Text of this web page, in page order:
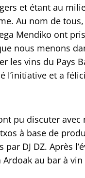
et étant au
Au nom de
Mendiko ont
nous menons
les vins du Pays
l’initiative et a
pu discuter
à base de
DJ DZ. Après
au bar à